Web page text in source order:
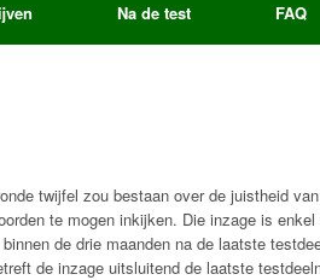
Na de test FAQ
twijfel zou bestaan over de juistheid
te mogen inkijken. Die inzage is
de drie maanden na de laatste
de inzage uitsluitend de laatste